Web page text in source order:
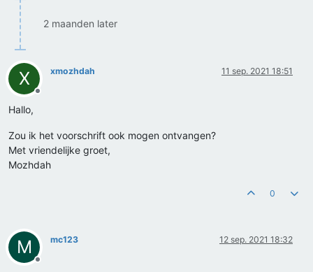
2 maanden later
X
Offline
xmozhdah 11 sep. 2021 18:51
Hallo,
Zou ik het voorschrift ook mogen ontvangen?
Met vriendelijke groet,
Mozhdah
0
M
Offline
mc123 12 sep. 2021 18:32